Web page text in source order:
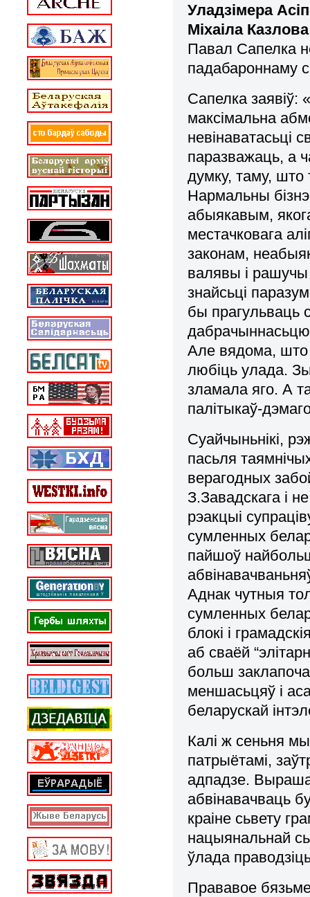
Уладзімера
Міхаіла Казлова
Павал Сапелка
падабароннаму
Сапелка заявіў:
максімальна
невінаватасьці
паразважаць, а
думку, таму, што
Нармальны
абыякавым,
местачковага
законам,
валявы і рашучы
знайсьці
бы прагульваць
Але вядома, што
любіць улада.
зламала яго. А
палітыкаў-
Суайчыньнікі,
пасьля
верагодных
З.Завадскага і
рэакцыі
сумленных
пайшоў
Аднак чутныя
сумленных
блокі і
аб сваёй
больш
меншасьцяў і
беларускай
Калі ж сеньня
патрыётамі,
адпадзе.
абвінавачваць
краіне сьвету
нацыянальнай
ўлада
Прававое